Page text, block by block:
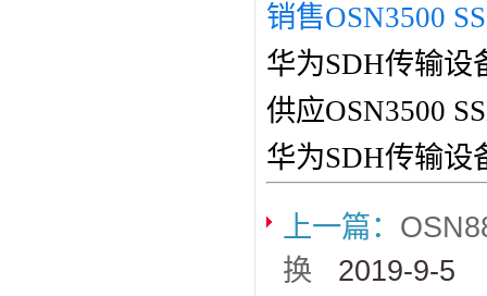
销售OSN3500
华为SDH传输设
供应OSN3500
华为SDH传输设
上一篇：
换
2019-9-5